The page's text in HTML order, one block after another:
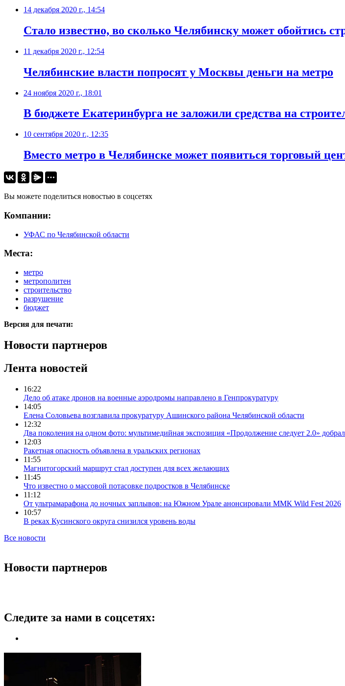
14 декабря 2020 г., 14:54
​Стало известно, во сколько Челябинску может обойтись
11 декабря 2020 г., 12:54
Челябинские власти попросят у Москвы деньги на метро
24 ноября 2020 г., 18:01
В бюджете Екатеринбурга не заложили средства на
10 сентября 2020 г., 12:35
​Вместо метро в Челябинске может появиться торговый
Вы можете поделиться новостью в соцсетях
Компании:
УФАС по Челябинской области
Места:
метро
метрополитен
строительство
разрушение
бюджет
Версия для печати:
Новости партнеров
Лента новостей
16:22
Дело об атаке дронов на военные аэродромы направлено в Генпрокуратуру
14:05
Елена Соловьева возглавила прокуратуру Ашинского района Челябинской области
12:32
Два поколения на одном фото: мультимедийная экспозиция «Продолжение следует 2.0»
12:03
Ракетная опасность объявлена в уральских регионах
11:55
Магнитогорский маршрут стал доступен для всех желающих
11:45
Что известно о массовой потасовке подростков в Челябинске
11:12
От ультрамарафона до ночных заплывов: на Южном Урале анонсировали ММК Wild Fest 2026
10:57
В реках Кусинского округа снизился уровень воды
Все новости
Новости партнеров
Следите за нами в соцсетях: